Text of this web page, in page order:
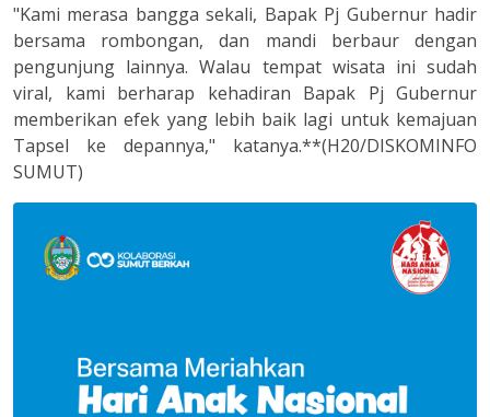
"Kami merasa bangga sekali, Bapak Pj Gubernur hadir
bersama rombongan, dan mandi berbaur dengan
pengunjung lainnya. Walau tempat wisata ini sudah
viral, kami berharap kehadiran Bapak Pj Gubernur
memberikan efek yang lebih baik lagi untuk kemajuan
Tapsel ke depannya," katanya.**(H20/DISKOMINFO
SUMUT)